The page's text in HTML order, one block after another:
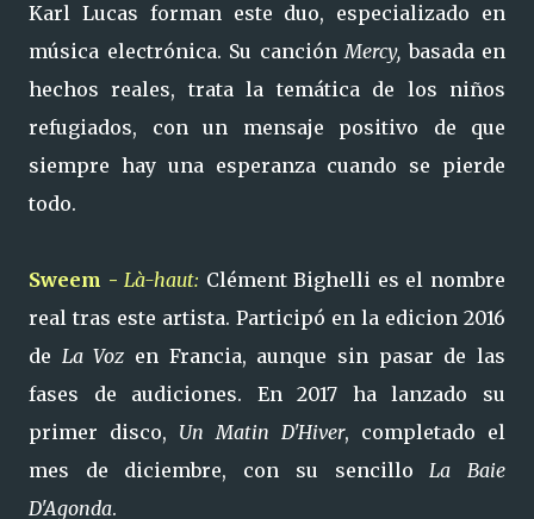
Karl Lucas forman este duo, especializado en
música electrónica. Su canciónMercy, basada en
hechos reales, trata la temática de los niños
refugiados, con un mensaje positivo de que
siempre hay una esperanza cuando se pierde
todo.
Sweem -Là-haut: Clément Bighelli es el nombre
real tras este artista. Participó en la edicion 2016
de La Voz en Francia, aunque sin pasar de las
fases de audiciones. En 2017 ha lanzado su
primer disco, Un Matin D'Hiver, completado el
mes de diciembre, con su sencilloLa Baie
D'Agonda.